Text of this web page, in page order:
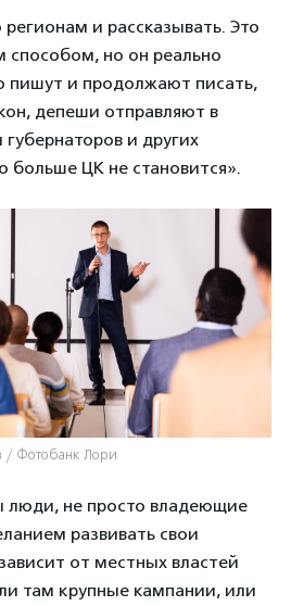
и рассказывать. Это
способом, но он реально
пишут и продолжают писать,
депеши отправляют в
и других
больше ЦК не становится».
/ Фотобанк Лори
люди, не просто владеющие
развивать свои
от местных властей
там крупные кампании, или